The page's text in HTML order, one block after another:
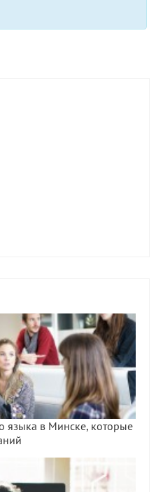
языка в Минске, которые